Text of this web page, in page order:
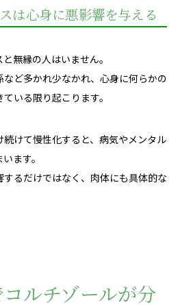
は心身に悪影響を与える
無縁の人はいません。
ど多かれ少なかれ、心身に何らかの
いる限り起こります。
続けて慢性化すると、病気やメンタル
ます。
するだけではなく、肉体にも具体的な
ルチゾールが分